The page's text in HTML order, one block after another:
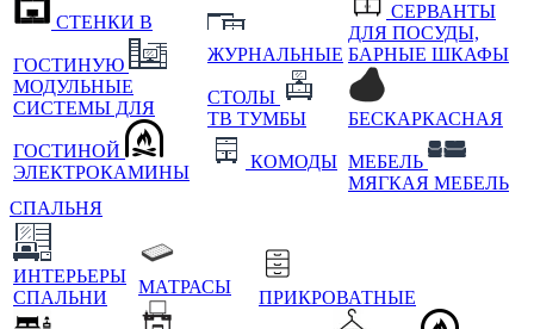
СТЕНКИ В
ГОСТИНУЮ
МОДУЛЬНЫЕ
СИСТЕМЫ ДЛЯ
ГОСТИНОЙ
ЭЛЕКТРОКАМИНЫ
ЖУРНАЛЬНЫЕ
СТОЛЫ
ТВ ТУМБЫ
КОМОДЫ
СЕРВАНТЫ
ДЛЯ ПОСУДЫ,
БАРНЫЕ ШКАФЫ
БЕСКАРКАСНАЯ
МЕБЕЛЬ
МЯГКАЯ МЕБЕЛЬ
СПАЛЬНЯ
ИНТЕРЬЕРЫ
СПАЛЬНИ
МАТРАСЫ
ПРИКРОВАТНЫЕ